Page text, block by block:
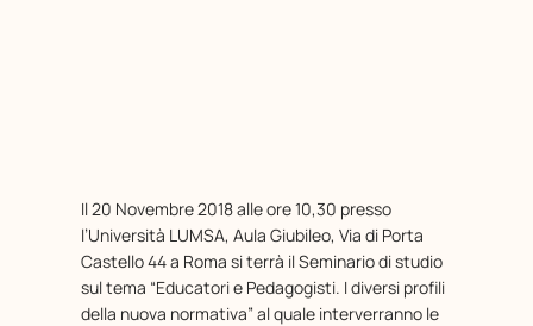
Il 20 Novembre 2018 alle ore 10,30 presso
l’Università LUMSA, Aula Giubileo, Via di Porta
Castello 44 a Roma si terrà il Seminario di studio
sul tema “Educatori e Pedagogisti. I diversi profili
della nuova normativa” al quale interverranno le